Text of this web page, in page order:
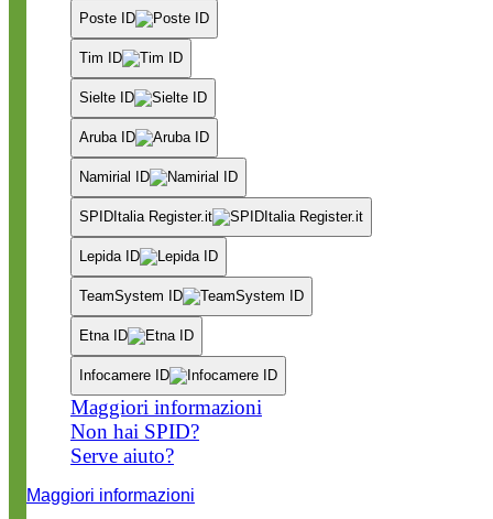
Poste ID
Tim ID
Sielte ID
Aruba ID
Namirial ID
SPIDItalia Register.it
Lepida ID
TeamSystem ID
Etna ID
Infocamere ID
Maggiori informazioni
Non hai SPID?
Serve aiuto?
Maggiori informazioni